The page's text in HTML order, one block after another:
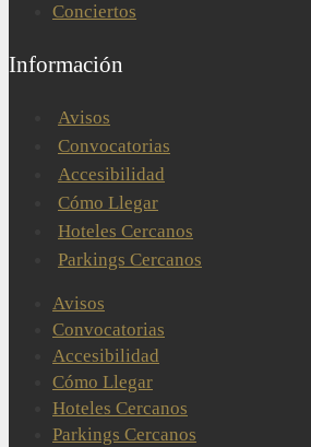
Conciertos
Información
Avisos
Convocatorias
Accesibilidad
Cómo Llegar
Hoteles Cercanos
Parkings Cercanos
Avisos
Convocatorias
Accesibilidad
Cómo Llegar
Hoteles Cercanos
Parkings Cercanos